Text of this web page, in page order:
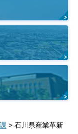
> 石川県産業革新